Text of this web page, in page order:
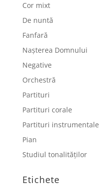
Cor mixt
De nuntă
Fanfară
Nașterea Domnului
Negative
Orchestră
Partituri
Partituri corale
Partituri instrumentale
Pian
Studiul tonalităților
Etichete